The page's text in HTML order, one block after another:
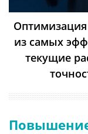
из самых
текущие